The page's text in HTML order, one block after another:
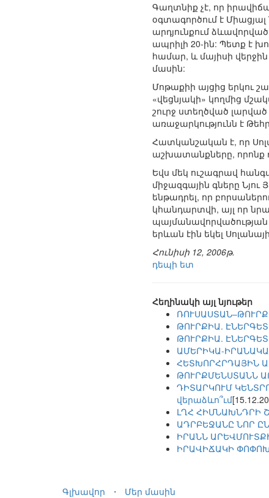
Գաղտնիք չէ, որ
օգտագործում է
արդյունքում
ապրիլի 20-ին: Պետք է
համար, և մայիսի
մասին:
Մոթաքիի այցից երկու
«վեցնյակի» կողմից
շուրջ ստեղծված
առաջարկությունն է
Հատկանշական է, որ
աշխատանքները, որոնք
Եվս մեկ ուշագրավ
միջազգային գները Նյու
ենթադրել, որ
կհանդարտվի, այլ որ
պայմանավորվածության
երևան էին եկել
Հունիսի 12, 2006թ.
դեպի ետ
Հեղինակի այլ նյութեր
ԹՈՒՐՔԻԱ.
ԹՈՒՐՔԻԱ.
ԱՄԵՐԻԿԱ-
ՀԵՏԽՈՐՀՐԴԱՅԻՆ
ԹՈՒՐՔՄԵՆՍՏԱՆՆ
ԴԻՏԱՐԿՈՒՄ
վերաձևո՞ւմ
ԼՂՀ ՀԻՄՆԱԽՆԴՐԻ
ԱԴՐԲԵՋԱՆԸ ՆՈՐ
ԻՐԱՆՆ
ԻՐԱՎԻՃԱԿԻ
Գլխավոր ⋅ Մեր մասին